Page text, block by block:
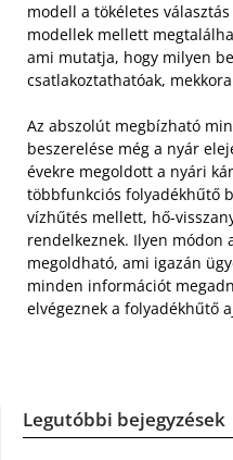
modell a tökéletes
modellek mellett
ami mutatja, hogy milyen
csatlakoztathatóak,
Az abszolút megbízható
beszerelése még a nyár
évekre megoldott a nyári
többfunkciós folyadékhűtő
vízhűtés mellett, hő-
rendelkeznek. Ilyen módon
megoldható, ami igazán
minden információt
elvégeznek a folyadékhűtő
Legutóbbi bejegyzések